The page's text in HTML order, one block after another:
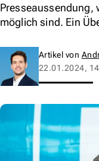
Presseaussendung,
möglich sind. Ein
Artikel von
22.01.2024,